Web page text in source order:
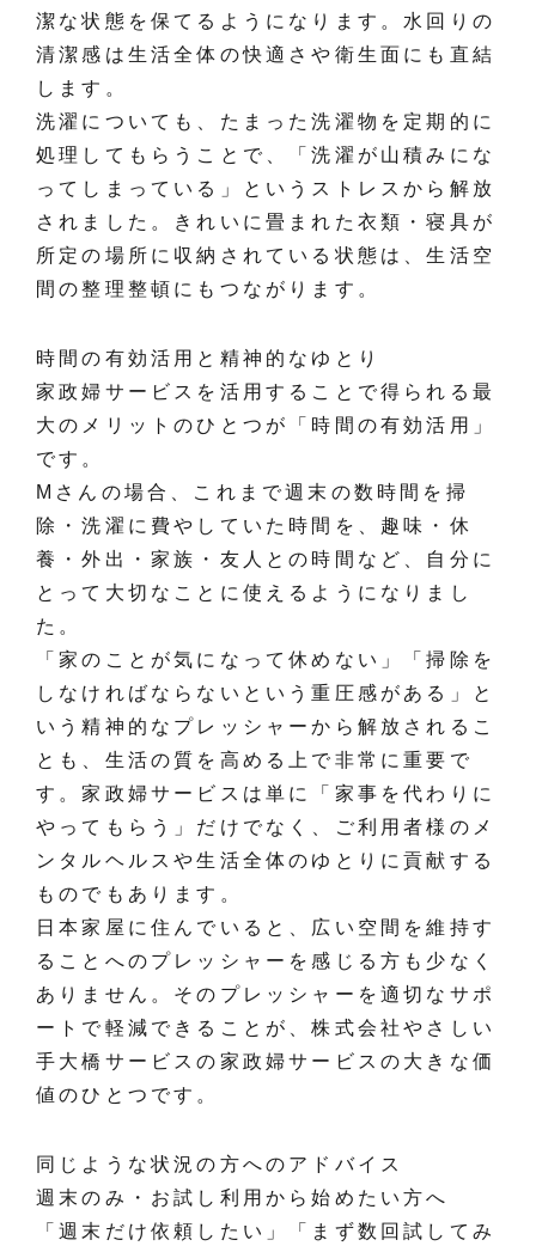
潔な状態を保てるようになります。水回りの
清潔感は生活全体の快適さや衛生面にも直結
します。
洗濯についても、たまった洗濯物を定期的に
処理してもらうことで、「洗濯が山積みにな
ってしまっている」というストレスから解放
されました。きれいに畳まれた衣類・寝具が
所定の場所に収納されている状態は、生活空
間の整理整頓にもつながります。
時間の有効活用と精神的なゆとり
家政婦サービスを活用することで得られる最
大のメリットのひとつが「時間の有効活用」
です。
Mさんの場合、これまで週末の数時間を掃
除・洗濯に費やしていた時間を、趣味・休
養・外出・家族・友人との時間など、自分に
とって大切なことに使えるようになりまし
た。
「家のことが気になって休めない」「掃除を
しなければならないという重圧感がある」と
いう精神的なプレッシャーから解放されるこ
とも、生活の質を高める上で非常に重要で
す。家政婦サービスは単に「家事を代わりに
やってもらう」だけでなく、ご利用者様のメ
ンタルヘルスや生活全体のゆとりに貢献する
ものでもあります。
日本家屋に住んでいると、広い空間を維持す
ることへのプレッシャーを感じる方も少なく
ありません。そのプレッシャーを適切なサポ
ートで軽減できることが、株式会社やさしい
手大橋サービスの家政婦サービスの大きな価
値のひとつです。
同じような状況の方へのアドバイス
週末のみ・お試し利用から始めたい方へ
「週末だけ依頼したい」「まず数回試してみ